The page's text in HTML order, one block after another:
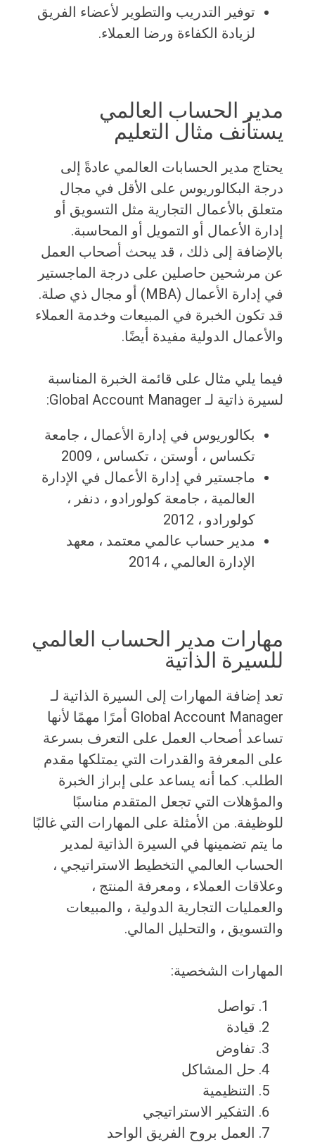
توفير التدريب والتطوير لأعضاء الفريق
لزيادة الكفاءة ورضا العملاء.
مدير الحساب العالمي
يستأنف مثال التعليم
يحتاج مدير الحسابات العالمي عادةً إلى
درجة البكالوريوس على الأقل في مجال
متعلق بالأعمال التجارية مثل التسويق أو
إدارة الأعمال أو التمويل أو المحاسبة.
بالإضافة إلى ذلك ، قد يبحث أصحاب العمل
عن مرشحين حاصلين على درجة الماجستير
في إدارة الأعمال (MBA) أو مجال ذي صلة.
قد تكون الخبرة في المبيعات وخدمة العملاء
والأعمال الدولية مفيدة أيضًا.
فيما يلي مثال على قائمة الخبرة المناسبة
لسيرة ذاتية لـ Global Account Manager:
بكالوريوس في إدارة الأعمال ، جامعة
تكساس ، أوستن ، تكساس ، 2009
ماجستير في إدارة الأعمال في الإدارة
العالمية ، جامعة كولورادو ، دنفر ،
كولورادو ، 2012
مدير حساب عالمي معتمد ، معهد
الإدارة العالمي ، 2014
مهارات مدير الحساب العالمي
للسيرة الذاتية
تعد إضافة المهارات إلى السيرة الذاتية لـ
Global Account Manager أمرًا مهمًا لأنها
تساعد أصحاب العمل على التعرف بسرعة
على المعرفة والقدرات التي يمتلكها مقدم
الطلب. كما أنه يساعد على إبراز الخبرة
والمؤهلات التي تجعل المتقدم مناسبًا
للوظيفة. من الأمثلة على المهارات التي غالبًا
ما يتم تضمينها في السيرة الذاتية لمدير
الحساب العالمي التخطيط الاستراتيجي ،
وعلاقات العملاء ، ومعرفة المنتج ،
والعمليات التجارية الدولية ، والمبيعات
والتسويق ، والتحليل المالي.
المهارات الشخصية:
تواصل
قيادة
تفاوض
حل المشاكل
التنظيمية
التفكير الاستراتيجي
العمل بروح الفريق الواحد